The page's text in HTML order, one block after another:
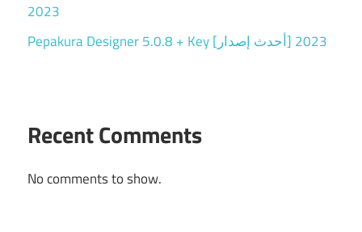
2023
Pepakura Designer 5.0.8 + Key [أحدث إصدار] 2023
Recent Comments
No comments to show.